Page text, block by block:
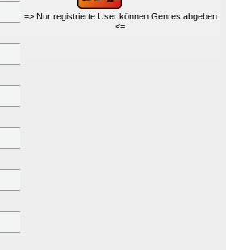
=> Nur registrierte User können Genres abgeben
<=